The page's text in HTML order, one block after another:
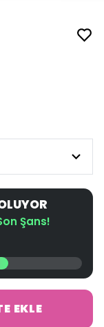
Şans!
EKLE